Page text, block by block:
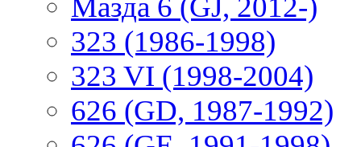
Мазда 6 (GJ, 2012-)
323 (1986-1998)
323 VI (1998-2004)
626 (GD, 1987-1992)